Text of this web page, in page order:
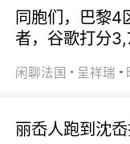
同胞们，巴黎4
者，谷歌打分
闲聊法国 呈祥瑞
丽岙人跑到沈